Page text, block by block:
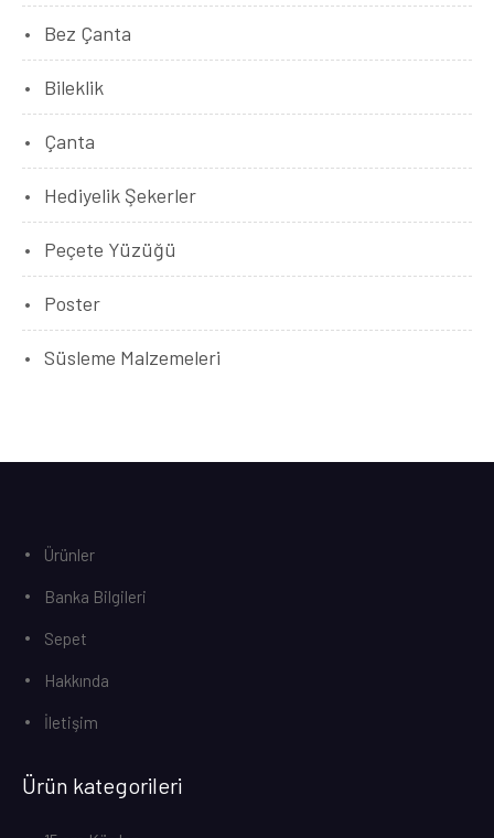
Bez Çanta
Bileklik
Çanta
Hediyelik Şekerler
Peçete Yüzüğü
Poster
Süsleme Malzemeleri
Ürünler
Banka Bilgileri
Sepet
Hakkında
İletişim
Ürün kategorileri